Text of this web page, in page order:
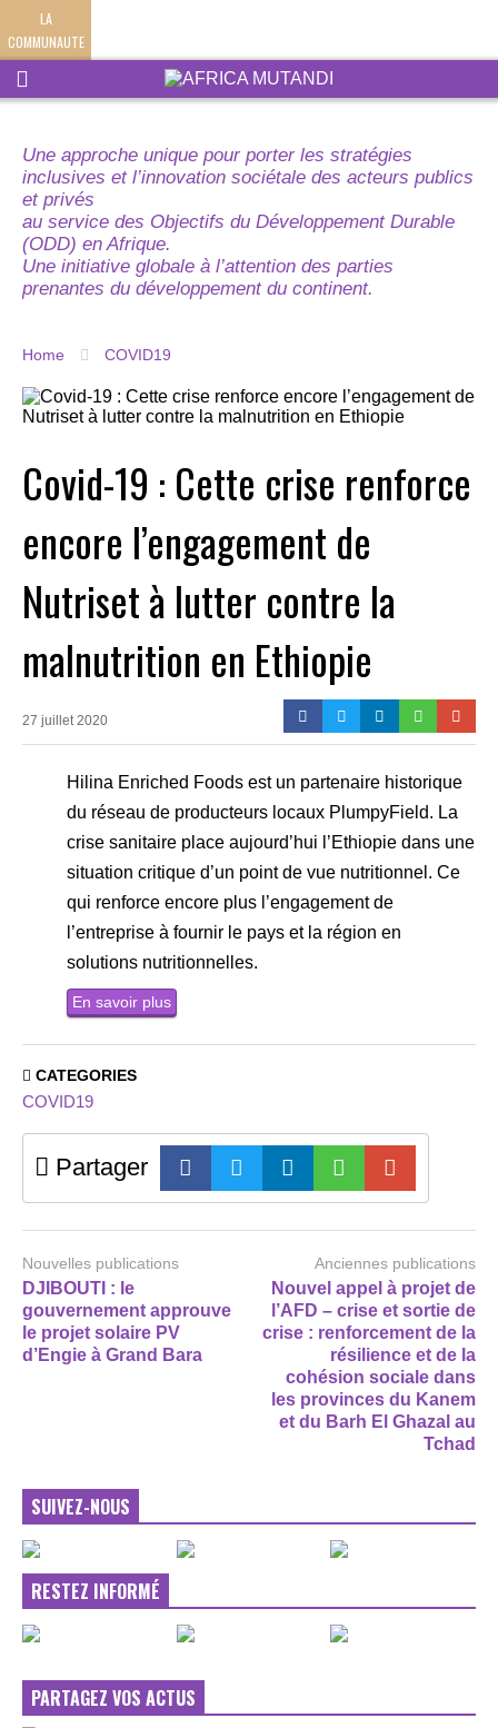
LA
COMMUNAUTE
Une approche unique pour porter les stratégies
inclusives et l’innovation sociétale des acteurs publics
et privés
au service des Objectifs du Développement Durable
(ODD) en Afrique.
Une initiative globale à l’attention des parties
prenantes du développement du continent.
Home COVID19
Covid-19 : Cette crise renforce
encore l’engagement de
Nutriset à lutter contre la
malnutrition en Ethiopie
27 juillet 2020
Hilina Enriched Foods est un partenaire historique
du réseau de producteurs locaux PlumpyField. La
crise sanitaire place aujourd’hui l’Ethiopie dans une
situation critique d’un point de vue nutritionnel. Ce
qui renforce encore plus l’engagement de
l’entreprise à fournir le pays et la région en
solutions nutritionnelles.
En savoir plus
CATEGORIES
COVID19
Partager
Nouvelles publications
DJIBOUTI : le
gouvernement approuve
le projet solaire PV
d’Engie à Grand Bara
Anciennes publications
Nouvel appel à projet de
l’AFD – crise et sortie de
crise : renforcement de la
résilience et de la
cohésion sociale dans
les provinces du Kanem
et du Barh El Ghazal au
Tchad
SUIVEZ-NOUS
RESTEZ INFORMÉ
PARTAGEZ VOS ACTUS